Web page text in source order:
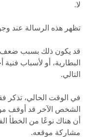
لا.
تظهر هذه الرسالة عند
قد يكون ذلك بسبب ضعف
البطارية، أو لأسباب
التالي.
في الوقت الحالي، تذكر
الشخص الآخر قد أوقف
أن هناك نوعًا من الخطأ
مشاركة موقعه.